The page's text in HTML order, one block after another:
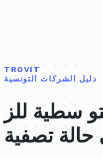
TROVIT
دليل الشركات التونسية
سطية للز
تصفية